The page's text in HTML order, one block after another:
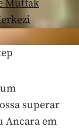
superar
Ancara em